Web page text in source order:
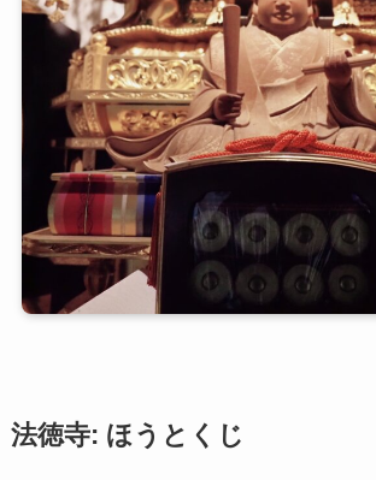
法徳寺: ほうとくじ